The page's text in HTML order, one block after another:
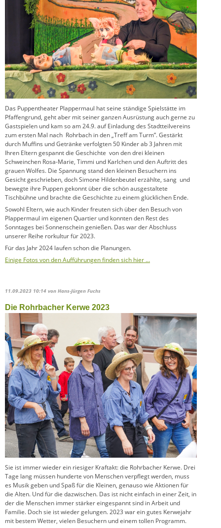
Das Puppentheater Plappermaul hat seine ständige Spielstätte im
Pfaffengrund, geht aber mit seiner ganzen Ausrüstung auch gerne zu
Gastspielen und kam so am 24.9. auf Einladung des Stadtteilvereins
zum ersten Mal nach Rohrbach in den „Treff am Turm”. Gestärkt
durch Muffins und Getränke verfolgten 50 Kinder ab 3 Jahren mit
Ihren Eltern gespannt die Geschichte von den drei kleinen
Schweinchen Rosa-Marie, Timmi und Karlchen und den Auftritt des
grauen Wolfes. Die Spannung stand den kleinen Besuchern ins
Gesicht geschrieben, doch Simone Hildenbeutel erzählte, sang und
bewegte ihre Puppen gekonnt über die schön ausgestaltete
Tischbühne und brachte die Geschichte zu einem glücklichen Ende.
Sowohl Eltern, wie auch Kinder freuten sich über den Besuch von
Plappermaul im eigenen Quartier und konnten den Rest des
Sonntages bei Sonnenschein genießen. Das war der Abschluss
unserer Reihe rorkultur für 2023.
Für das Jahr 2024 laufen schon die Planungen.
Einige Fotos von den Aufführungen finden sich hier …
11.09.2023 10:14 von Hans-Jürgen Fuchs
Die Rohrbacher Kerwe 2023
Sie ist immer wieder ein riesiger Kraftakt: die Rohrbacher Kerwe. Drei
Tage lang müssen hunderte von Menschen verpflegt werden, muss
es Musik geben und Spaß für die Kleinen, genauso wie Aktionen für
die Alten. Und für die dazwischen. Das ist nicht einfach in einer Zeit, in
der die Menschen immer stärker eingespannt sind in Arbeit und
Familie. Doch sie ist wieder gelungen. 2023 war ein gutes Kerwejahr
mit bestem Wetter, vielen Besuchern und einem tollen Programm.